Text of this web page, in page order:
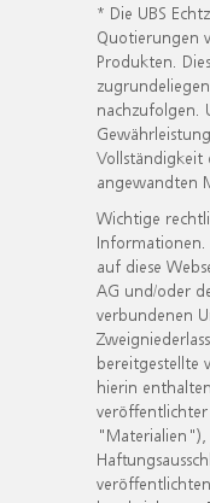
* Die UBS
Quotierungen
Produkten.
nachzufolgen.
Vollständigkeit
angewandten
Wichtige
auf diese
AG und/oder
verbundenen
bereitgestellte
hierin
"Materialien"),